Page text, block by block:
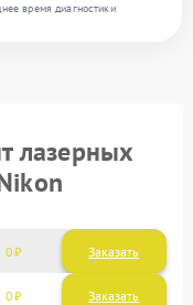
время диагностики
лазерных
0 Заказать
0 Заказать